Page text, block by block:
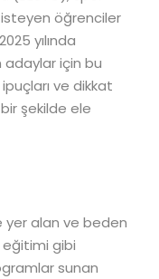
öğrenciler
yılında
adaylar için bu
ve dikkat
şekilde ele
yer alan ve beden
gibi
sunan